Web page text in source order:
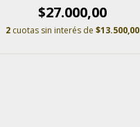
$27.000,00
2 cuotas sin interés de $13.500,00